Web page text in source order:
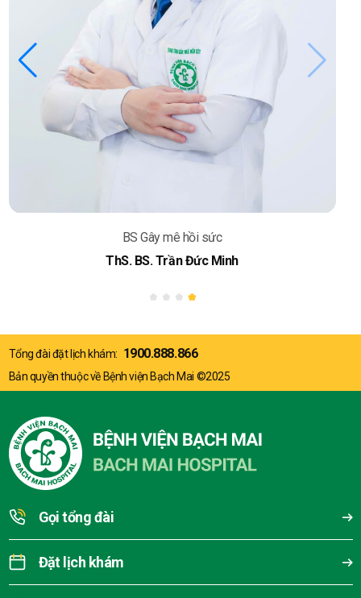
BS Gây mê hồi sức
ThS. BS. Trần Đức Minh
Tổng đài đặt lịch khám: 1900.888.866
Bản quyền thuộc về Bệnh viện Bạch Mai ©2025
Gọi tổng đài
Đặt lịch khám